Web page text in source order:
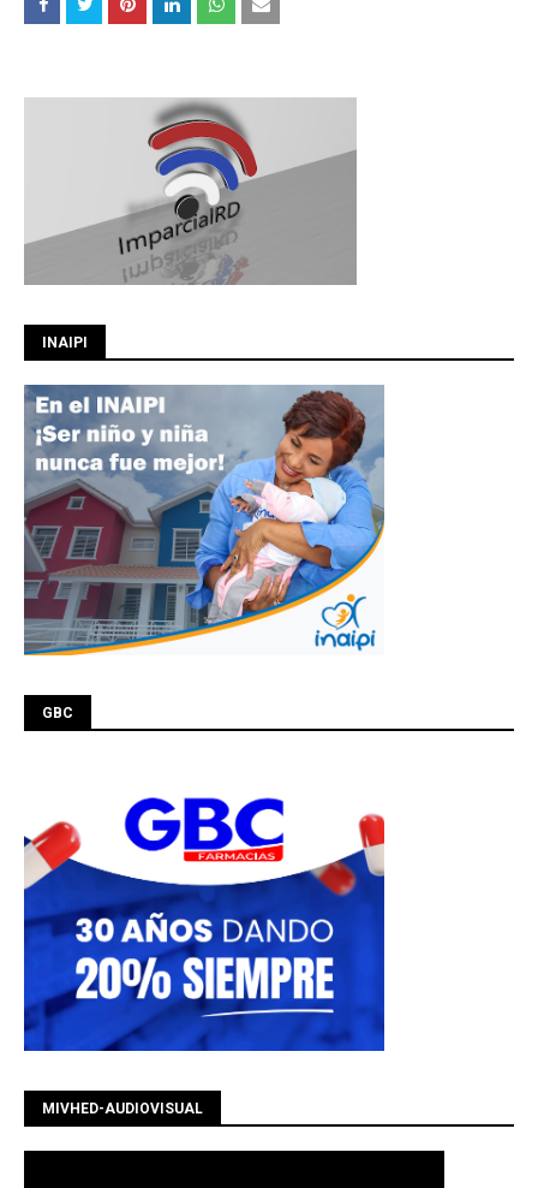
INAIPI
GBC
MIVHED-AUDIOVISUAL